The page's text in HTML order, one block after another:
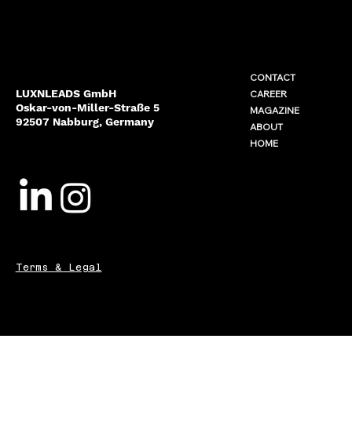
Terms & Legal
LUXNLEADS GmbH
Oskar-von-Miller-Straße 5
92507 Nabburg, Germany
CONTACT
CAREER
MAGAZINE
ABOUT
HOME